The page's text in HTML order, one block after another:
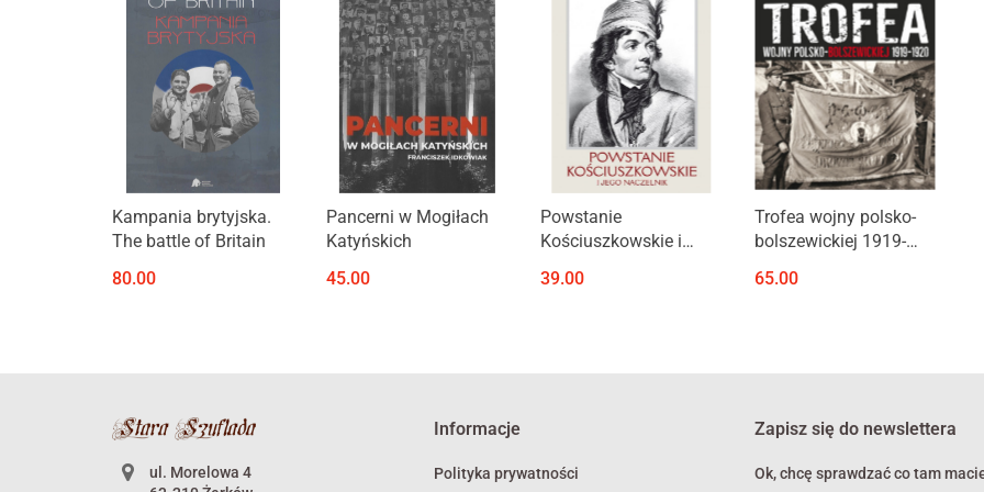
Produkt niedostępny
Kampania brytyjska.
The battle of Britain
80.00
Produkt niedostępny
Pancerni w Mogiłach
Katyńskich
45.00
Produkt niedostępny
Powstanie
Kościuszkowskie i
Tradycja i
39.00
Produkt niedostępny
Trofea wojny polsko-
bolszewickiej 1919-
Wojska Polskiego
65.00
ul. Morelowa 4
Informacje
Polityka prywatności
Zapisz się do newslettera
Ok, chcę sprawdzać co tam